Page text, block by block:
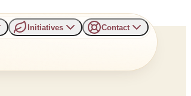
Initiatives Contact